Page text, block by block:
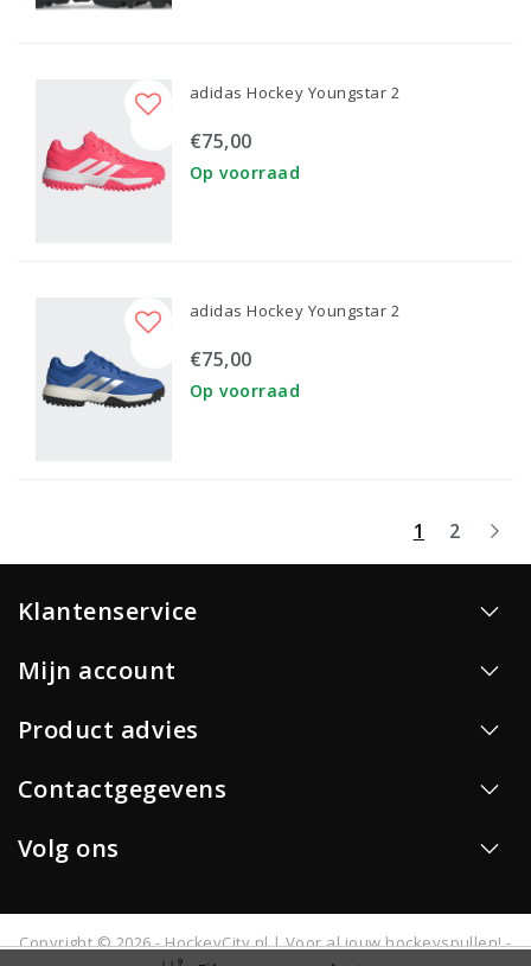
adidas Hockey Youngstar 2
€75,00
Op voorraad
adidas Hockey Youngstar 2
€75,00
Op voorraad
1 2
Klantenservice
Mijn account
Product advies
Contactgegevens
Volg ons
Copyright © 2026 - HockeyCity.nl | Voor al jouw hockeyspullen! -